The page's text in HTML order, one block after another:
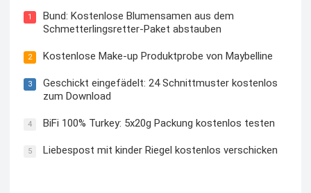
1
Bund: Kostenlose Blumensamen aus dem
Schmetterlingsretter-Paket abstauben
2 Kostenlose Make-up Produktprobe von Maybelline
3
Geschickt eingefädelt: 24 Schnittmuster kostenlos
zum Download
4 BiFi 100% Turkey: 5x20g Packung kostenlos testen
5 Liebespost mit kinder Riegel kostenlos verschicken